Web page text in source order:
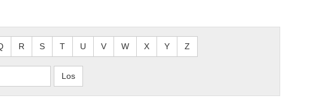
R S T U V W X Y Z